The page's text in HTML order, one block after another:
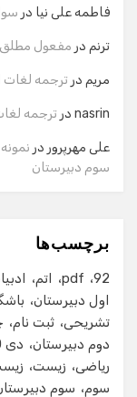
فاطمه علی نیا در
ترنم در مفعول
مریم در ترجمه
nasrin در ترجمه
علی مهرپرور در
سوم دبیرستان
برچسب‌ها
92
pdf اتم
اول دبیرستان
تشریحی ثبت نام
دوم دبیرستان
دی 1390
ریاضی
زیست
سوم
سوم
وارد کنید.
ایمیل